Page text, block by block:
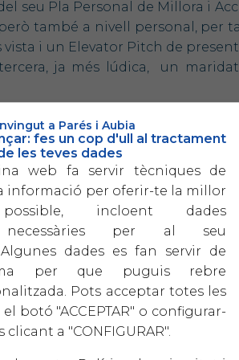
seu Pla Personal de Millora i
també a nivell personal, per
i un Elevator Pitch de
ja més lúdica, un
977 600 750 o mail
Gestió Empresarial
NEXT GENERATION (EU) DEL MECANISMO DE
a Parés i Aubia
fes un cop d'ull al tractament
les teves dades
web fa servir tècniques de
informació per oferir-te la millor
incloent dades
necessàries per al seu
dades es fan servir de
per que puguis rebre
Pots acceptar totes les
botó "ACCEPTAR" o configurar-
clicant a "CONFIGURAR".